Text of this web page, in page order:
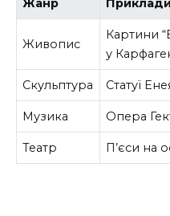
Жанр Приклади
Живопис
Картини
у
Скульптура Статуї
Музика Опера
Театр П’єси на